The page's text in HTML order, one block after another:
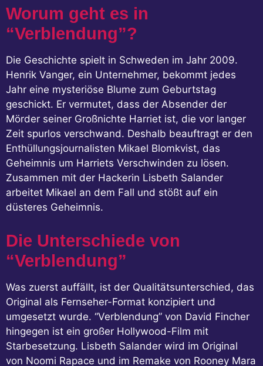
Worum geht es in
“Verblendung”?
Die Geschichte spielt in Schweden im Jahr 2009.
Henrik Vanger, ein Unternehmer, bekommt jedes
Jahr eine mysteriöse Blume zum Geburtstag
geschickt. Er vermutet, dass der Absender der
Mörder seiner Großnichte Harriet ist, die vor langer
Zeit spurlos verschwand. Deshalb beauftragt er den
Enthüllungsjournalisten Mikael Blomkvist, das
Geheimnis um Harriets Verschwinden zu lösen.
Zusammen mit der Hackerin Lisbeth Salander
arbeitet Mikael an dem Fall und stößt auf ein
düsteres Geheimnis.
Die Unterschiede von
“Verblendung”
Was zuerst auffällt, ist der Qualitätsunterschied, das
Original als Fernseher-Format konzipiert und
umgesetzt wurde. “Verblendung” von David Fincher
hingegen ist ein großer Hollywood-Film mit
Starbesetzung. Lisbeth Salander wird im Original
von Noomi Rapace und im Remake von Rooney Mara